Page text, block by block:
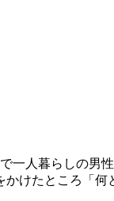
一人暮らしの男
けたところ「